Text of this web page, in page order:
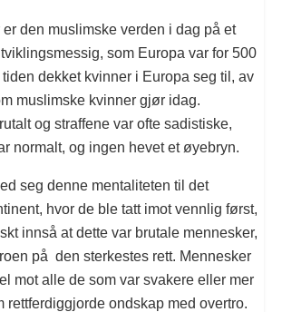
er den muslimske verden i dag på et
som Europa var for 500
dekket kvinner i Europa seg til, av
muslimske kvinner gjør idag.
og straffene var ofte sadistiske,
normalt, og ingen hevet et øyebryn.
seg denne mentaliteten til det
hvor de ble tatt imot vennlig først,
innså at dette var brutale mennesker,
på den sterkestes rett. Mennesker
mot alle de som var svakere eller mer
rettferdiggjorde ondskap med overtro.